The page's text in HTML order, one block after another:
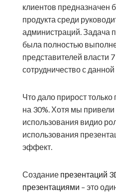
клиентов предназначен
продукта среди
администраций. Задача
была полностью
представителей власти
сотрудничество с
Что дало прирост
на 30%. Хотя мы
использования видио
использования
эффект.
Создание презентаций
презентациями – это